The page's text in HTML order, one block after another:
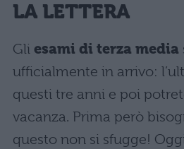
LA LETTERA
Gli esami di terza media
ufficialmente in arrivo:
questi tre anni e poi
vacanza. Prima però
questo non si sfugge!